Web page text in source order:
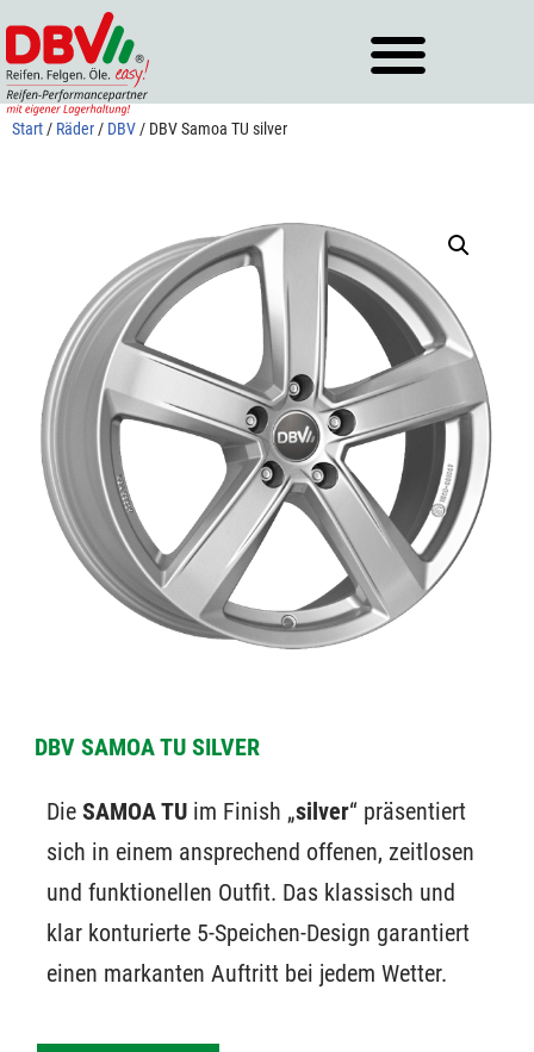
Zum
Inhalt
springen
Start / Räder / DBV / DBV Samoa TU silver
DBV SAMOA TU SILVER
Die SAMOA TU im Finish „silver“ präsentiert
sich in einem ansprechend offenen, zeitlosen
und funktionellen Outfit. Das klassisch und
klar konturierte 5-Speichen-Design garantiert
einen markanten Auftritt bei jedem Wetter.